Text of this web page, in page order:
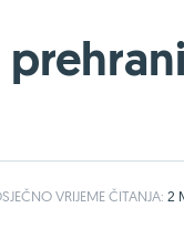
VRIJEME ČITANJA: 2